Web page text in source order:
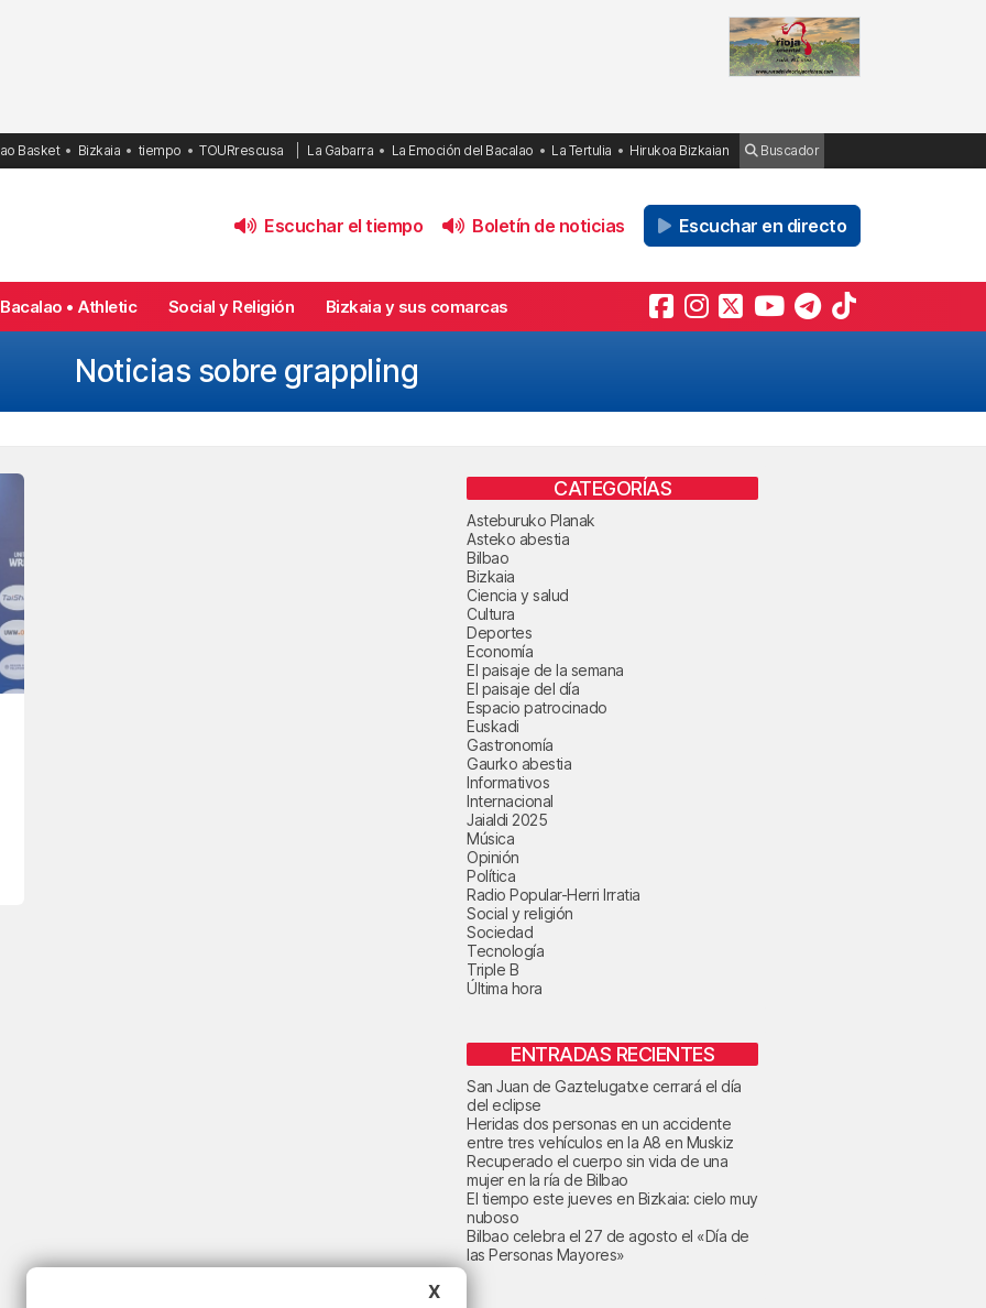
Basket Bizkaia tiempo TOURrescusa La Gabarra La Emoción del Bacalao La Tertulia Hirukoa Bizkaian Buscador
Escuchar el tiempo Boletín de noticias Escuchar en directo
Bacalao • Athletic Social y Religión Bizkaia y sus comarcas
Noticias sobre grappling
CATEGORÍAS
Asteburuko Planak
Asteko abestia
Bilbao
Bizkaia
Ciencia y salud
Cultura
Deportes
Economía
El paisaje de la semana
El paisaje del día
Espacio patrocinado
Euskadi
Gastronomía
Gaurko abestia
Informativos
Internacional
Jaialdi 2025
Música
Opinión
Política
Radio Popular-Herri Irratia
Social y religión
Sociedad
Tecnología
Triple B
Última hora
ENTRADAS RECIENTES
San Juan de Gaztelugatxe cerrará el día
del eclipse
Heridas dos personas en un accidente
entre tres vehículos en la A8 en Muskiz
Recuperado el cuerpo sin vida de una
mujer en la ría de Bilbao
El tiempo este jueves en Bizkaia: cielo muy
nuboso
Bilbao celebra el 27 de agosto el «Día de
las Personas Mayores»
X